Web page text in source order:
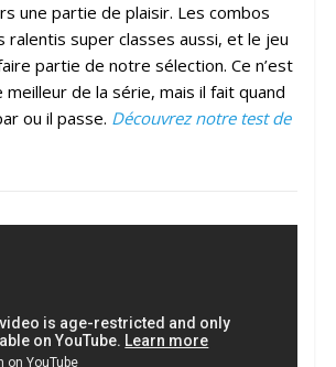
une partie de plaisir. Les combos
ralentis super classes aussi, et le jeu
partie de notre sélection. Ce n’est
de la série, mais il fait quand
ou il passe. Découvrez notre test de